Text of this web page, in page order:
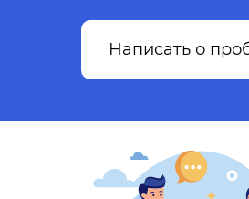
Написать о